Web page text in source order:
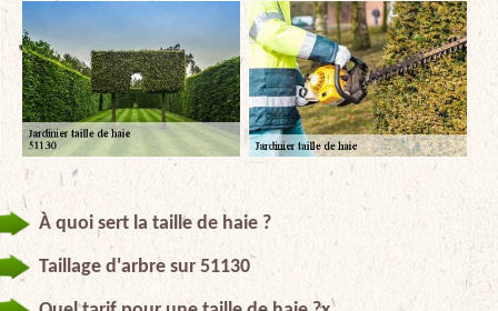
À quoi sert la taille de haie ?
Taillage d'arbre sur 51130